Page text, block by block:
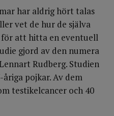
har aldrig hört talas
vet de hur de själva
för att hitta en eventuell
gjord av den numera
Rudberg. Studien
åriga pojkar. Av dem
testikelcancer och 40